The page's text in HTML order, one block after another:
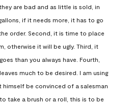
are bad and as little is sold, in
if it needs more, it has to go
order. Second, it is time to place
otherwise it will be ugly. Third, it
than you always have. Fourth,
much to be desired. I am using
be convinced of a salesman
take a brush or a roll, this is to be